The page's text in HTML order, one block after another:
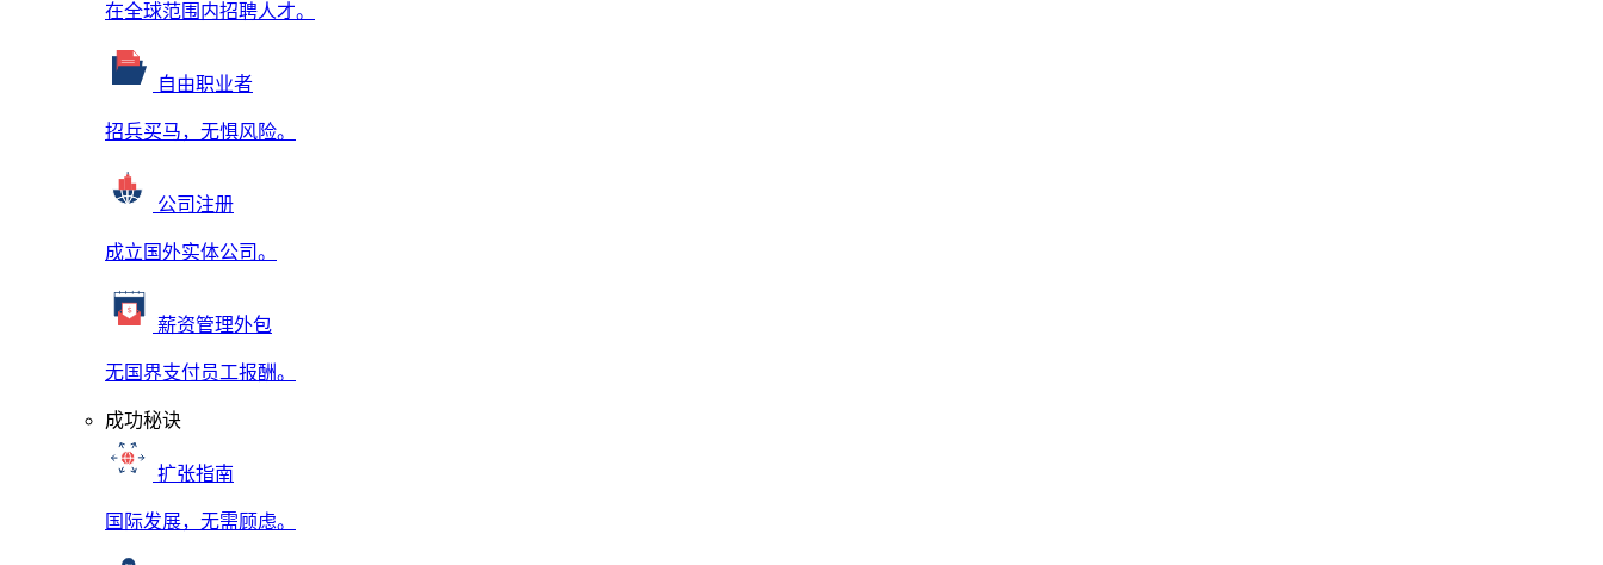
在全球范围内招聘人才。
自由职业者
招兵买马，无惧风险。
公司注册
成立国外实体公司。
薪资管理外包
无国界支付员工报酬。
成功秘诀
扩张指南
国际发展，无需顾虑。